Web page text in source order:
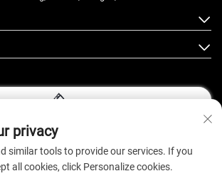
Siga-nos
privacy
similar tools to provide our services. If you
all cookies, click Personalize cookies.